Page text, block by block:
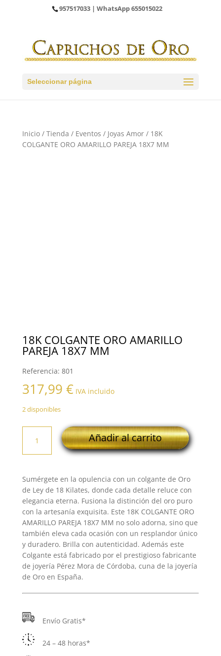
957517033 | WhatsApp655015022
Seleccionar página
Inicio/ Tienda / Eventos / Joyas Amor/ 18K
COLGANTE ORO AMARILLO PAREJA 18X7 MM
18K COLGANTE ORO AMARILLO
PAREJA 18X7 MM
Referencia: 801
317,99 € IVA incluido
2 disponibles
COLGANTE
ORO
PAREJA
18X7
MM
cantidad
Añadir al carrito
Sumérgete en la opulencia con un colgante de Oro
de Ley de 18 Kilates, donde cada detalle reluce con
elegancia eterna. Fusiona la distinción del oro puro
con la artesanía exquisita. Este 18K COLGANTE ORO
AMARILLO PAREJA 18X7 MM no solo adorna, sino que
también eleva cada ocasión con un resplandor único
y duradero. Brilla con autenticidad. Además este
Colgante está fabricado por el prestigioso fabricante
de joyería Pérez Mora de Córdoba, cuna de la joyería
de Oro en España.
Envío Gratis*
24 – 48 horas*